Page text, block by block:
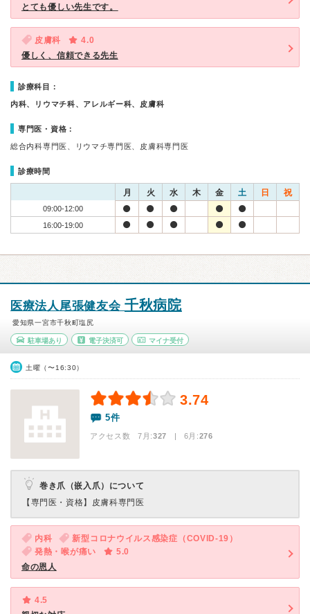
とても優しい先生です。
皮膚科
4.0
優しく、信頼できる先生
診療科目：
内科、リウマチ科、アレルギー科、皮膚科
専門医・資格：
総合内科専門医、リウマチ専門医、皮膚科専門医
診療時間
月 火 水 木 金 土 日 祝
09:00-12:00
16:00-19:00
医療法人尾張健友会 千秋病院
愛知県一宮市千秋町塩尻
駐車場あり 電子決済可 マイナ受付
土曜（〜16:30）
3.74
5件
アクセス数 7月:327 | 6月:276
巻き爪（嵌入爪）について
【専門医・資格】 皮膚科専門医
内科
新型コロナウイルス感染症（COVID-19）
発熱・喉が痛い
5.0
命の恩人
4.5